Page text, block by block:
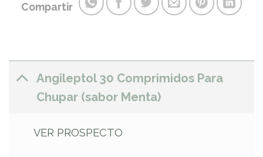
Compartir
Angileptol 30 Comprimidos Para
Chupar (sabor Menta)
VER PROSPECTO